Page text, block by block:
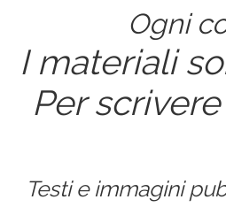
Ogni
I materiali
Per
Testi e immagini